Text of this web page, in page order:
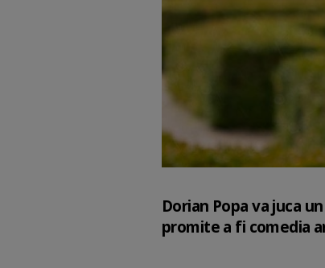
Dorian Popa va juca
promite a fi comedia